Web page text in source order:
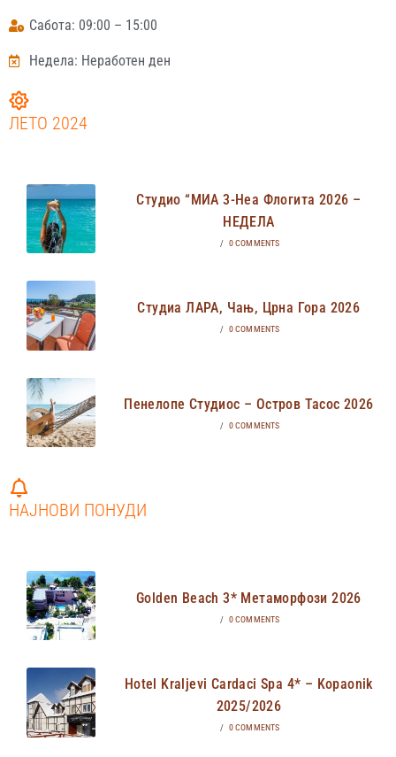
Сабота: 09:00 – 15:00
Недела: Неработен ден
ЛЕТО 2024
Студио “МИА 3-Неа Флогита 2026 –
НЕДЕЛА
/ 0 COMMENTS
Студиа ЛАРА, Чањ, Црна Гора 2026
/ 0 COMMENTS
Пенелопе Студиос – Остров Тасос 2026
/ 0 COMMENTS
НАЈНОВИ ПОНУДИ
Golden Beach 3* Метаморфози 2026
/ 0 COMMENTS
Hotel Kraljevi Cardaci Spa 4* – Kopaonik
2025/2026
/ 0 COMMENTS